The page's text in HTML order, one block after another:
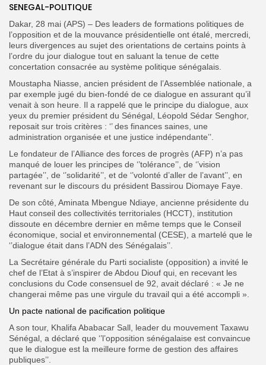
Search
for:
Search
Button
FR
SENEGAL-POLITIQUE
Dakar, 28 mai (APS) – Des leaders de formations politiques de
l’opposition et de la mouvance présidentielle ont étalé, mercredi,
leurs divergences au sujet des orientations de certains points à
l’ordre du jour dialogue tout en saluant la tenue de cette
concertation consacrée au système politique sénégalais.
Moustapha Niasse, ancien président de l’Assemblée nationale, a
par exemple jugé du bien-fondé de ce dialogue en assurant qu’il
venait à son heure. Il a rappelé que le principe du dialogue, aux
yeux du premier président du Sénégal, Léopold Sédar Senghor,
reposait sur trois critères : ‘’ des finances saines, une
administration organisée et une justice indépendante’’.
Le fondateur de l’Alliance des forces de progrès (AFP) n’a pas
manqué de louer les principes de ‘’tolérance’’, de ‘’vision
partagée’’, de ‘’solidarité’’, et de ‘’volonté d’aller de l’avant’’, en
revenant sur le discours du président Bassirou Diomaye Faye.
De son côté, Aminata Mbengue Ndiaye, ancienne présidente du
Haut conseil des collectivités territoriales (HCCT), institution
dissoute en décembre dernier en même temps que le Conseil
économique, social et environnemental (CESE), a martelé que le
‘’dialogue était dans l’ADN des Sénégalais’’.
La Secrétaire générale du Parti socialiste (opposition) a invité le
chef de l’Etat à s’inspirer de Abdou Diouf qui, en recevant les
conclusions du Code consensuel de 92, avait déclaré : « Je ne
changerai même pas une virgule du travail qui a été accompli ».
Un pacte national de pacification politique
A son tour, Khalifa Ababacar Sall, leader du mouvement Taxawu
Sénégal, a déclaré que ‘’l’opposition sénégalaise est convaincue
que le dialogue est la meilleure forme de gestion des affaires
publiques’’.